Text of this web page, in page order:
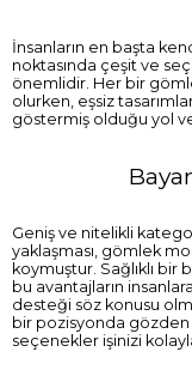
İnsanların en başta
noktasında çeşit ve
önemlidir. Her bir
olurken, eşsiz
göstermiş olduğu yol
Geniş ve nitelikli
yaklaşması, gömlek
koymuştur. Sağlıklı
bu avantajların
desteği söz konusu
bir pozisyonda gözden
seçenekler işinizi